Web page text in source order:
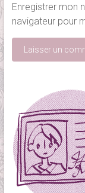
Enregistrer mon
navigateur pour